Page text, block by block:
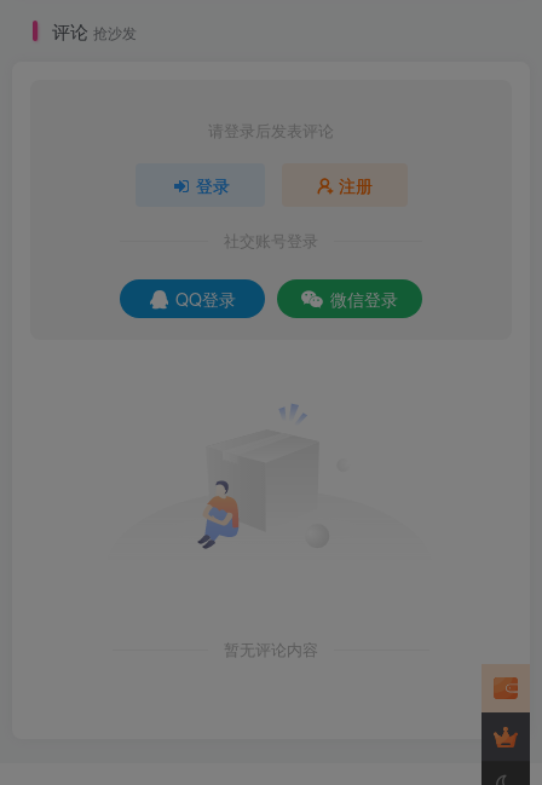
评论 抢沙发
请登录后发表评论
登录 注册
社交账号登录
QQ登录 微信登录
暂无评论内容